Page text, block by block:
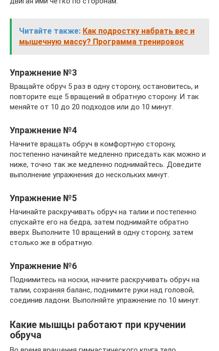
Читайте также: Как подростку набрать вес и
мышечную массу? Программа тренировок
Упражнение №3
Вращайте обруч 5 раз в одну сторону, остановитесь, и
повторите еще 5 вращений в обратную сторону. И так
меняйте от 10 до 20 подходов или до 10 минут.
Упражнение №4
Начните вращать обруч в комфортную сторону,
постепенно начинайте медленно приседать как можно и
ниже, точно так же медленно поднимайтесь. Доведите
выполнение упражнения до нескольких минут.
Упражнение №5
Начинайте раскручивать обруч на талии и постепенно
спускайте его на бедра, затем поднимайте обратно
вверх. Выполните 10 вращений в одну сторону, затем
столько же в обратную.
Упражнение №6
Поднимитесь на носки, начните раскручивать обруч на
талии, сохраняя баланс, поднимите руки над головой,
соединив ладони. Выполняйте упражнение по 10 минут.
Какие мышцы работают при кручении
обруча